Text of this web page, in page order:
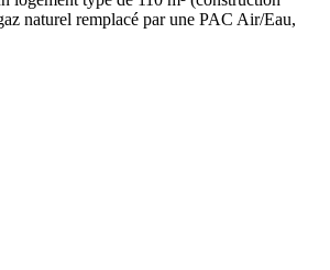
naturel remplacé par une PAC Air/Eau,